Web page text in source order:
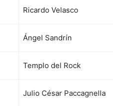
Ricardo Velasco
Ángel Sandrín
Templo del Rock
Julio César Paccagnella